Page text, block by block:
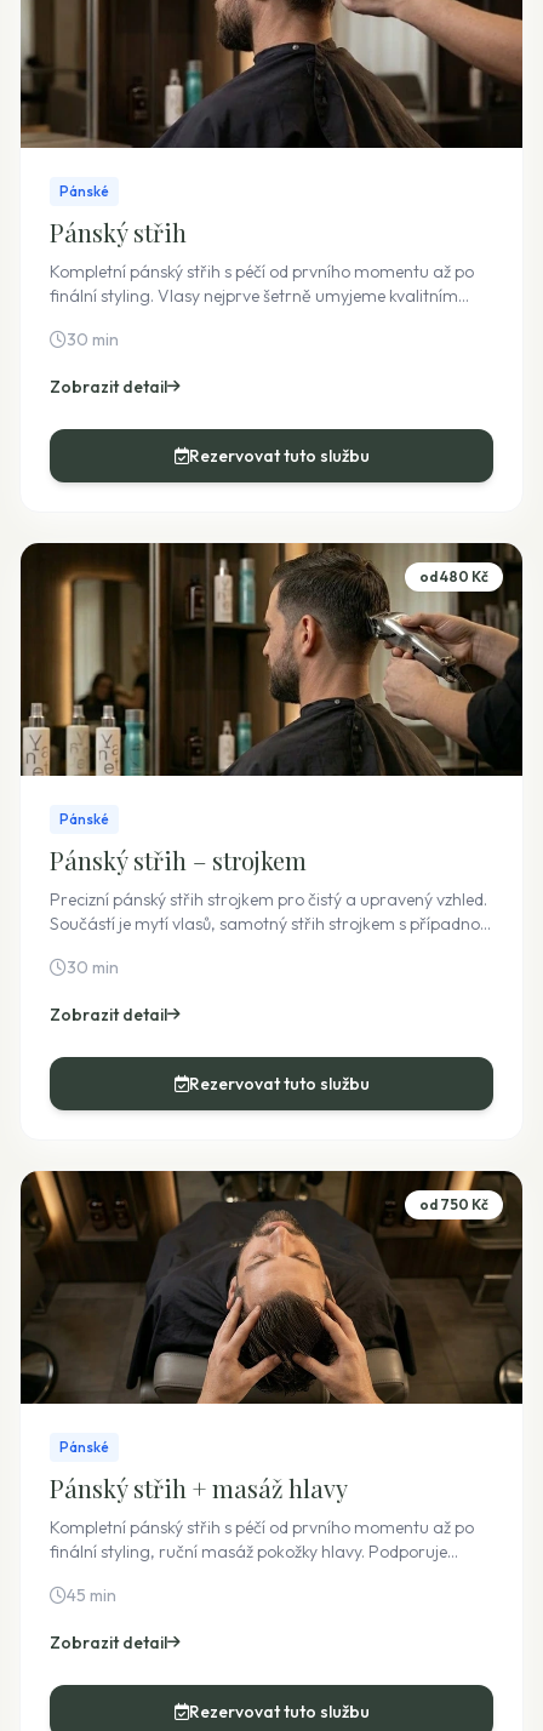
Pánské
Pánský střih
Kompletní pánský střih s péčí od prvního momentu až po
finální styling. Vlasy nejprve šetrně umyjeme kvalitním
tvaru vaší hlavy a přání, a vše završíme foukanou a
30 min
Zobrazit detail
Rezervovat tuto službu
od 480 Kč
Pánské
Pánský střih – strojkem
Precizní pánský střih strojkem pro čistý a upravený vzhled.
Součástí je mytí vlasů, samotný střih strojkem s případnou
30 min
Zobrazit detail
Rezervovat tuto službu
od 750 Kč
Pánské
Pánský střih + masáž hlavy
Kompletní pánský střih s péčí od prvního momentu až po
finální styling, ruční masáž pokožky hlavy. Podporuje
relaxace. Cena je pevná i bez využití doplňkových služeb.
45 min
Zobrazit detail
Rezervovat tuto službu